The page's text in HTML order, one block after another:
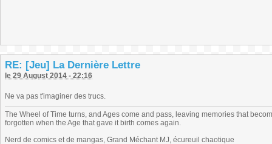
RE: [Jeu] La Dernière Lettre
le 29 August 2014 - 22:16
Ne va pas t'imaginer des trucs.
The Wheel of Time turns, and Ages come and pass, leaving memories that
forgotten when the Age that gave it birth comes again.
Nerd de comics et de mangas, Grand Méchant MJ, écureuil chaotique